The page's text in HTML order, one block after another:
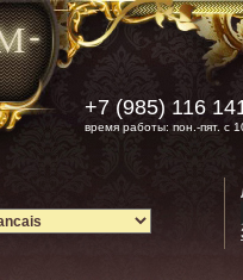
+7 (985) 116
время работы: пон.-пят. с